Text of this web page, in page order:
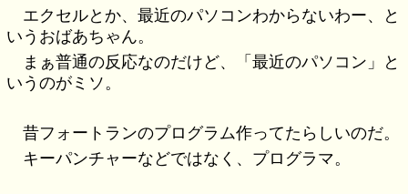
エクセルとか、最近のパソコンわからないわー、と
いうおばあちゃん。
まぁ普通の反応なのだけど、「最近のパソコン」と
いうのがミソ。
昔フォートランのプログラム作ってたらしいのだ。
キーパンチャーなどではなく、プログラマ。